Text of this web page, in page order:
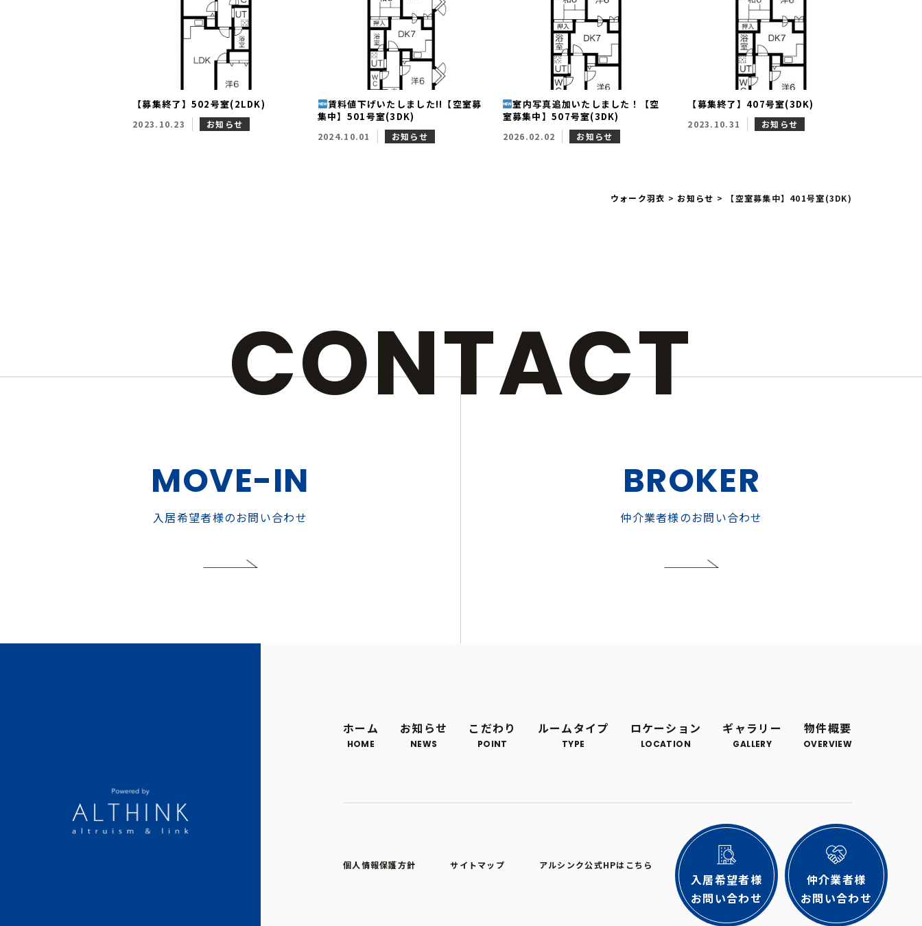
入居希望者様
お問い合わせ
仲介業者様
お問い合わせ
【募集終了】502号室(2LDK)
2023.10.23 お知らせ
賃料値下げいたしました!!【空室募
集中】501号室(3DK)
2024.10.01 お知らせ
室内写真追加いたしました！【空
室募集中】507号室(3DK)
2026.02.02 お知らせ
【募集終了】407号室(3DK)
2023.10.31 お知らせ
ウォーク羽衣 > お知らせ > 【空室募集中】401号室(3DK)
CONTACT
MOVE-IN
入居希望者様のお問い合わせ
BROKER
仲介業者様のお問い合わせ
ホーム
HOME
お知らせ
NEWS
こだわり
POINT
ルームタイプ
TYPE
ロケーション
LOCATION
ギャラリー
GALLERY
物件概要
OVERVIEW
個人情報保護方針 サイトマップ アルシンク公式HPはこちら © 2023 ALTHINK